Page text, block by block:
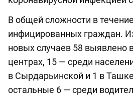
В общей сложности в
инфицированных граждан.
новых случаев 58 выявлено
центрах, 15 — среди
в Сырдарьинской и 1 в
остальные 6 — среди